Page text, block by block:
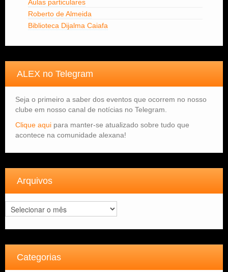
Aulas particulares
Roberto de Almeida
Biblioteca Dijalma Caiafa
ALEX no Telegram
Seja o primeiro a saber dos eventos que ocorrem no nosso
clube em nosso canal de notícias no Telegram.
Clique aqui para manter-se atualizado sobre tudo que
acontece na comunidade alexana!
Arquivos
Arquivos
Categorias